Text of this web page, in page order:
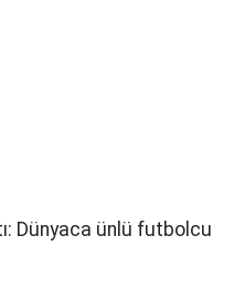
Dünyaca ünlü futbolcu